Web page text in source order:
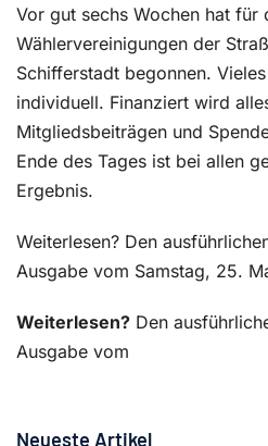
Vor gut sechs Wochen hat für
Wählervereinigungen der
Schifferstadt begonnen.
individuell. Finanziert wird
Mitgliedsbeiträgen und
Ende des Tages ist bei allen
Ergebnis.
Weiterlesen? Den
Ausgabe vom Samstag, 25.
Weiterlesen? Den
Ausgabe vom
Neueste Artikel